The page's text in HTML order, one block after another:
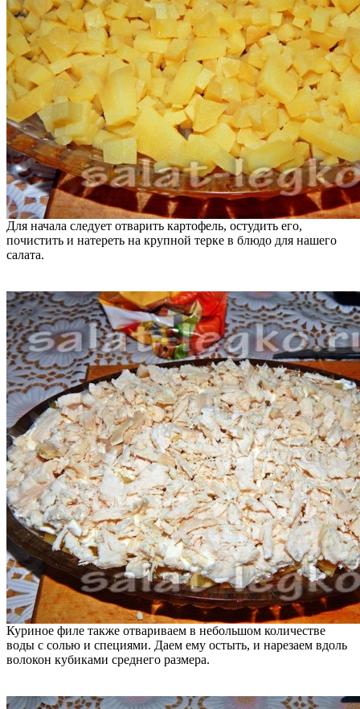
Для начала следует отварить картофель, остудить его,
почистить и натереть на крупной терке в блюдо для нашего
салата.
Куриное филе также отвариваем в небольшом количестве
воды с солью и специями. Даем ему остыть, и нарезаем вдоль
волокон кубиками среднего размера.